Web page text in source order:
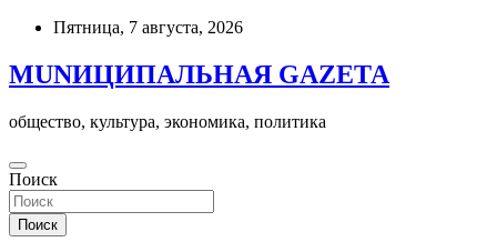
Skip
content
Пятница, 7 августа, 2026
MUNИЦИПАЛЬНАЯ GAZЕТА
общество, культура, экономика, политика
Поиск
Поиск